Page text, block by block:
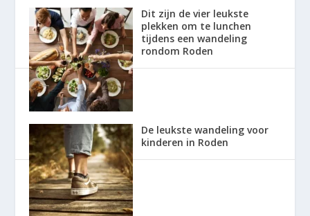
Dit zijn de vier leukste
plekken om te lunchen
tijdens een wandeling
rondom Roden
De leukste wandeling voor
kinderen in Roden